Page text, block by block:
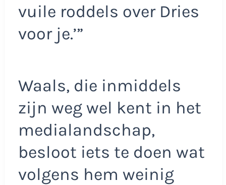
vuile roddels over Dries
voor je.’”
Waals, die inmiddels
zijn weg wel kent in het
medialandschap,
besloot iets te doen wat
volgens hem weinig